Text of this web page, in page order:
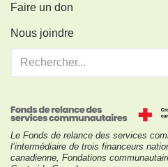
Faire un don
Nous joindre
Le Fonds de relance des services
l’intermédiaire de trois financeurs
canadienne, Fondations